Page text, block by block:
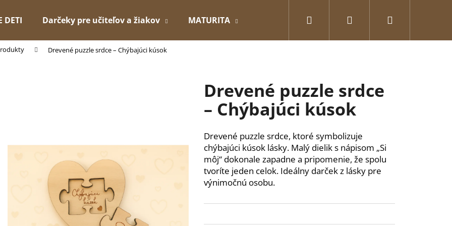
DETI Darčeky pre učiteľov a žiakov MATURITA GRAVÍROVANÉ Pre zamilovaných
Prihlásenie
Drevené puzzle srdce – Chýbajúci kúsok
Drevené puzzle srdce
– Chýbajúci kúsok
Drevené puzzle srdce, ktoré symbolizuje
chýbajúci kúsok lásky. Malý dielik s nápisom „Si
môj“ dokonale zapadne a pripomenie, že spolu
tvoríte jeden celok. Ideálny darček z lásky pre
výnimočnú osobu.
Čo potrebujete nájsť?